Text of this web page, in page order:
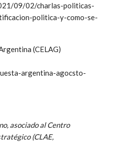
09/02/charlas-politicas-
politica-y-como-se-
(CELAG)
argentina-agocsto-
asociado al Centro
(CLAE,